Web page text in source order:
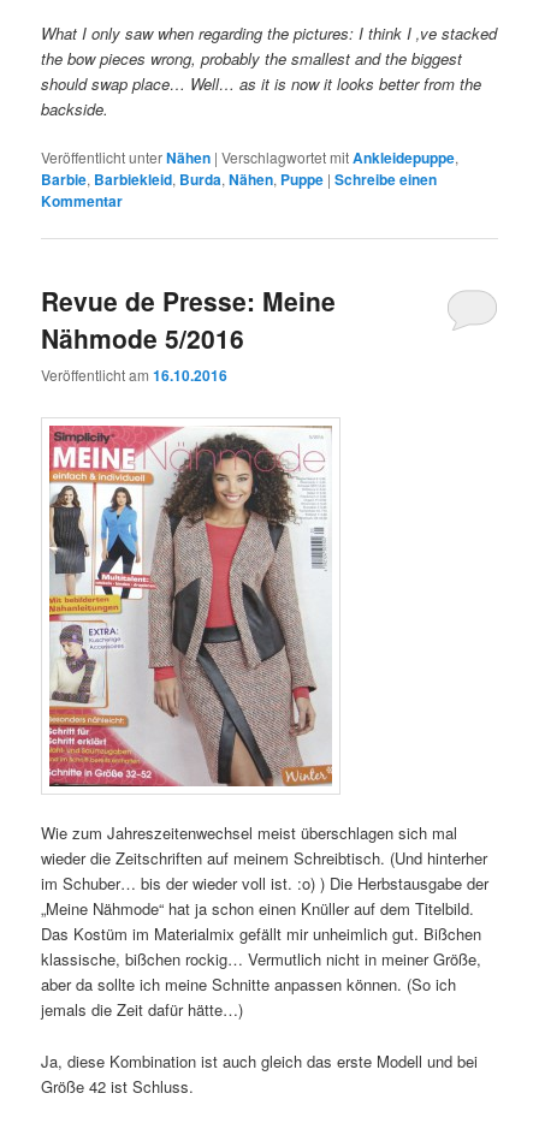
What I only saw when regarding the pictures: I think I ‚ve stacked
the bow pieces wrong, probably the smallest and the biggest
should swap place… Well… as it is now it looks better from the
backside.
Veröffentlicht unterNähen |Verschlagwortet mitAnkleidepuppe,
Barbie, Barbiekleid, Burda,Nähen, Puppe |Schreibe einen
Kommentar
Revue de Presse: Meine
Nähmode 5/2016
Veröffentlicht am16.10.2016
Wie zum Jahreszeitenwechsel meist überschlagen sich mal
wieder die Zeitschriften auf meinem Schreibtisch. (Und hinterher
im Schuber… bis der wieder voll ist. :o) ) Die Herbstausgabe der
„Meine Nähmode“ hat ja schon einen Knüller auf dem Titelbild.
Das Kostüm im Materialmix gefällt mir unheimlich gut. Bißchen
klassische, bißchen rockig… Vermutlich nicht in meiner Größe,
aber da sollte ich meine Schnitte anpassen können. (So ich
jemals die Zeit dafür hätte…)
Ja, diese Kombination ist auch gleich das erste Modell und bei
Größe 42 ist Schluss.